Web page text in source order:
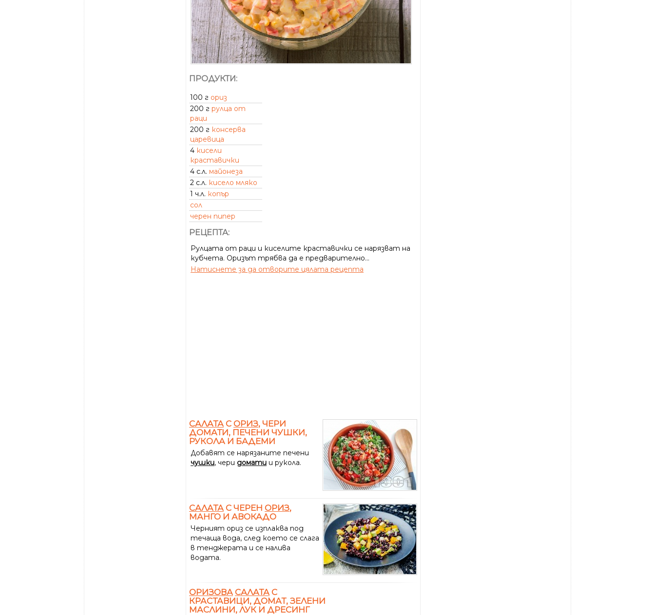
ПРОДУКТИ:
100 г ориз
200 г рулца от
раци
200 г консерва
царевица
4 кисели
краставички
4 с.л. майонеза
2 с.л. кисело мляко
1 ч.л. копър
сол
черен пипер
РЕЦЕПТА:
Рулцата от раци и киселите краставички се нарязват на
кубчета. Оризът трябва да е предварително...
Натиснете за да отворите цялата рецепта
САЛАТА С ОРИЗ, ЧЕРИ
ДОМАТИ, ПЕЧЕНИ ЧУШКИ,
РУКОЛА И БАДЕМИ
Добавят се нарязаните печени
чушки, чери домати и рукола.
САЛАТА С ЧЕРЕН ОРИЗ,
МАНГО И АВОКАДО
Черният ориз се изплаква под
течаща вода, след което се слага
в тенджерата и се налива
водата.
ОРИЗОВА САЛАТА С
КРАСТАВИЦИ, ДОМАТ, ЗЕЛЕНИ
МАСЛИНИ, ЛУК И ДРЕСИНГ